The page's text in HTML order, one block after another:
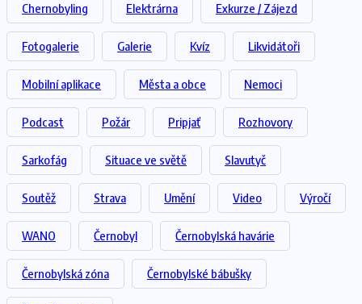
Chernobyling Elektrárna Exkurze / Zájezd
Fotogalerie Galerie Kvíz Likvidátoři
Mobilní aplikace Města a obce Nemoci
Podcast Požár Pripjať Rozhovory
Sarkofág Situace ve světě Slavutyč
Soutěž Strava Umění Video Výročí
WANO Černobyl Černobylská havárie
Černobylská zóna Černobylské bábušky